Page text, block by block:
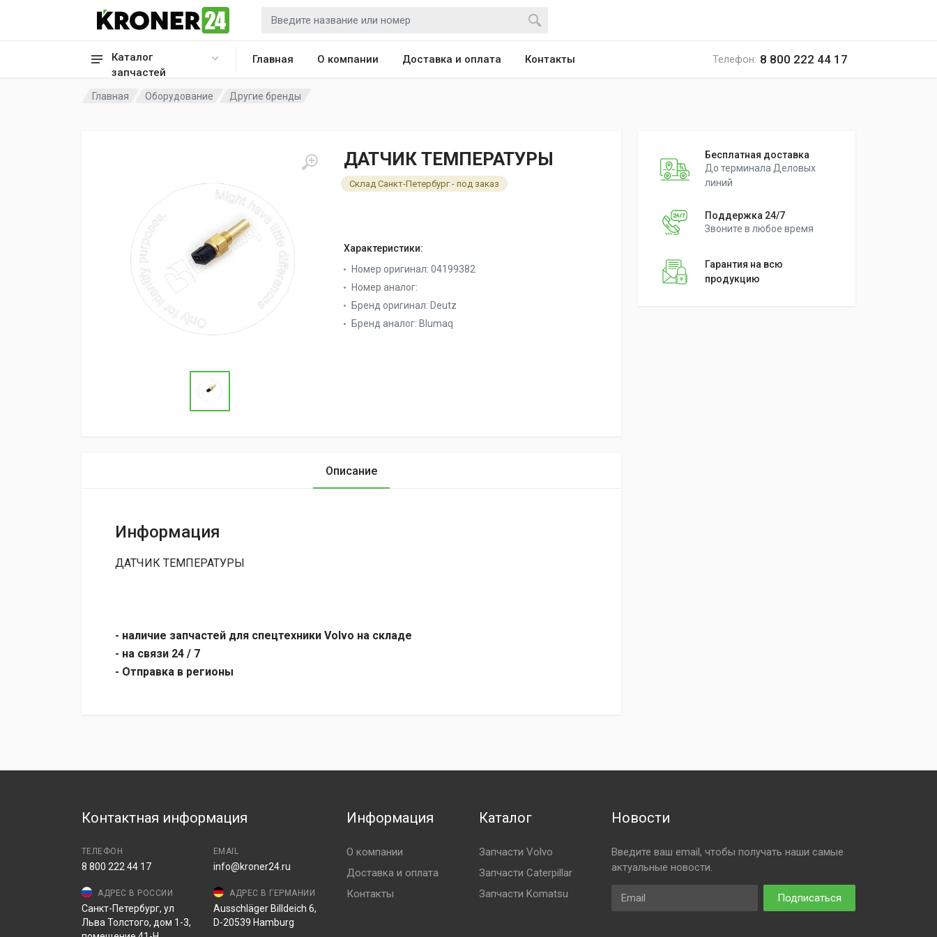
Каталог
запчастей
Главная О компании Доставка и оплата Контакты Телефон: 8 800 222 44 17
Главная Оборудование Другие бренды
ДАТЧИК ТЕМПЕРАТУРЫ
Склад Санкт-Петербург - под заказ
Характеристики:
Номер оригинал: 04199382
Номер аналог:
Бренд оригинал: Deutz
Бренд аналог: Blumaq
Бесплатная доставка
До терминала Деловых
линий
Поддержка 24/7
Звоните в любое время
Гарантия на всю
продукцию
Описание
Информация
ДАТЧИК ТЕМПЕРАТУРЫ
- наличие запчастей для спецтехники Volvo на складе
- на связи 24 / 7
- Отправка в регионы
Контактная информация
ТЕЛЕФОН
8 800 222 44 17
EMAIL
info@kroner24.ru
АДРЕС В РОССИИ
Санкт-Петербург, ул
Льва Толстого, дом 1-3,
АДРЕС В ГЕРМАНИИ
Ausschläger Billdeich 6,
D-20539 Hamburg
Информация
О компании
Доставка и оплата
Контакты
Каталог
Запчасти Volvo
Запчасти Caterpillar
Запчасти Komatsu
Новости
Введите ваш email, чтобы получать наши самые
актуальные новости.
Email
Подписаться